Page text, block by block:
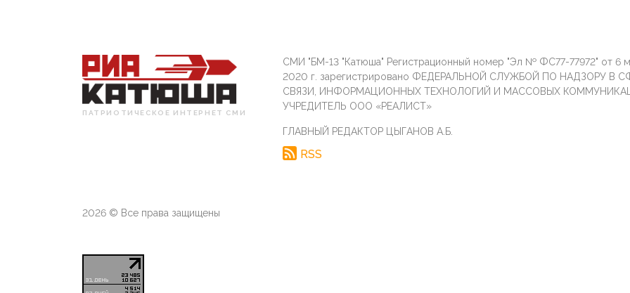
ПАТРИОТИЧЕСКОЕ ИНТЕРНЕТ СМИ
СМИ "БМ-13 "Катюша" Регистрационный номер "Эл № ФС77-77972" от 6
2020 г. зарегистрировано ФЕДЕРАЛЬНОЙ СЛУЖБОЙ ПО НАДЗОРУ В
СВЯЗИ, ИНФОРМАЦИОННЫХ ТЕХНОЛОГИЙ И МАССОВЫХ
УЧРЕДИТЕЛЬ ООО «РЕАЛИСТ»
ГЛАВНЫЙ РЕДАКТОР ЦЫГАНОВ А.Б.
RSS
2026 © Все права защищены